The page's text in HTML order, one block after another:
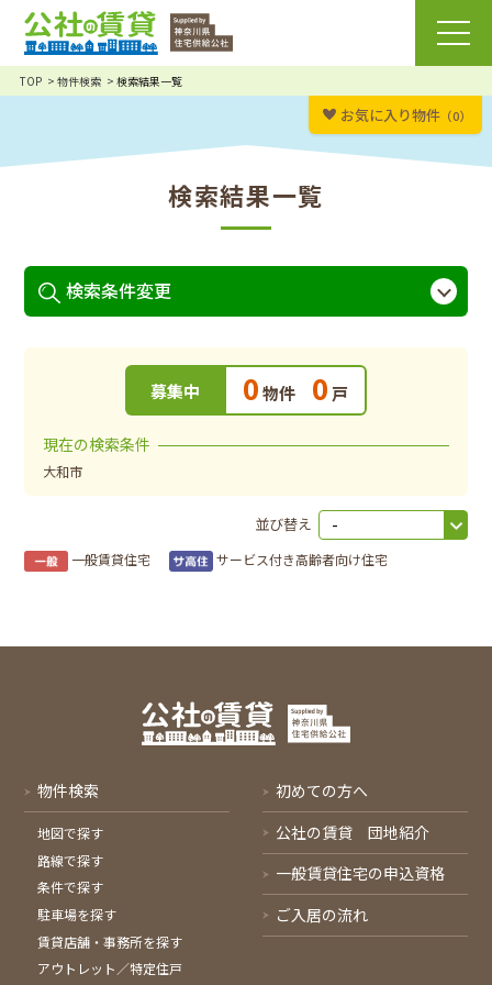
TOP 物件検索 検索結果一覧
お気に入り物件 （0）
検索結果一覧
募集中 0物件 0 戸
並び替え
現在の検索条件
大和市
一般賃貸住宅 サービス付き高齢者向け住宅
検索条件変更
物件検索
地図で探す
路線で探す
条件で探す
駐車場を探す
賃貸店舗・事務所を探す
アウトレット／特定住戸
初めての方へ
公社の賃貸 団地紹介
一般賃貸住宅の申込資格
ご入居の流れ